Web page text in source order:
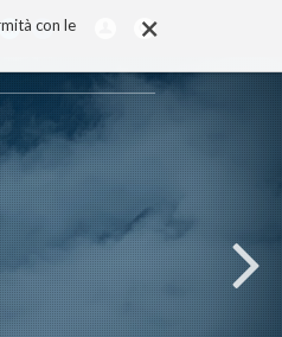
×
con le